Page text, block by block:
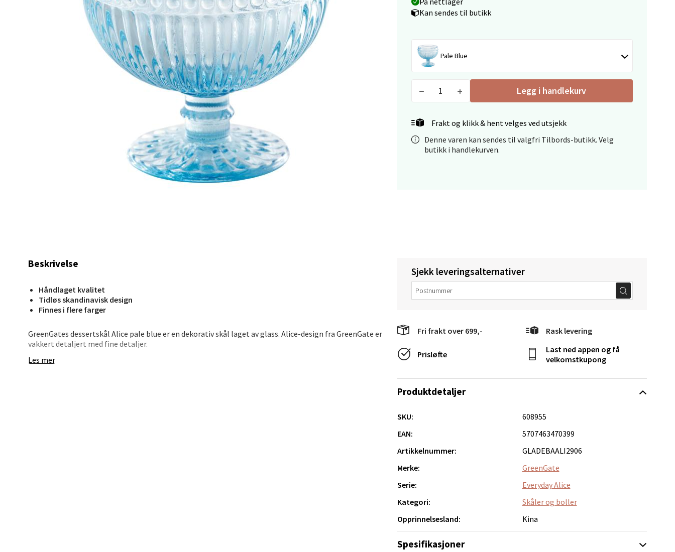
Kan sendes til butikk
Pale Blue
Legg i handlekurv
Frakt og klikk & hent velges ved utsjekk
Denne varen kan sendes til valgfri Tilbords-butikk. Velg
butikk i handlekurven.
Beskrivelse
Håndlaget kvalitet
Tidløs skandinavisk design
Finnes i flere farger
GreenGates dessertskål Alice pale blue er en dekorativ skål laget av glass. Alice-design fra GreenGate er
vakkert detaljert med fine detaljer.
Les mer
Sjekk leveringsalternativer
Fri frakt over 699,- Rask levering
Prisløfte
Last ned appen og få
velkomstkupong
Produktdetaljer
SKU:
608955
EAN:
5707463470399
Artikkelnummer:
GLADEBAALI2906
Merke:
GreenGate
Serie:
Everyday Alice
Kategori:
Skåler og boller
Opprinnelsesland:
Kina
Spesifikasjoner
0 i butikk
Oslo - Linderud
Erich Mogensøns vei 38, 0594 Oslo
Åpent i dag 10-21
0 i butikk
Velg
Bryne/Jæren - M44
Jupiterveien 2, 4340 Bryne
Åpent i dag 10-20
Vel
g
Levanger - Magneten
Velg